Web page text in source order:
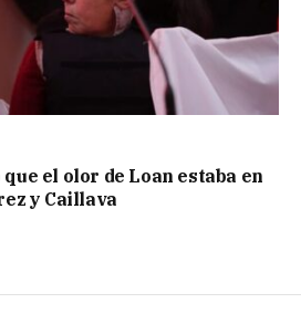
el olor de Loan estaba en
y Caillava